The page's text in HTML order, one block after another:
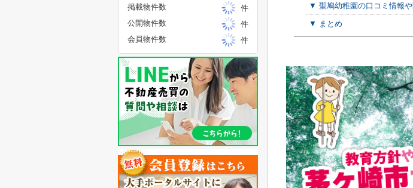
▼ 聖鳩幼稚園の口コミ情報
▼ まとめ
掲載物件数
件
公開物件数
件
会員物件数
件